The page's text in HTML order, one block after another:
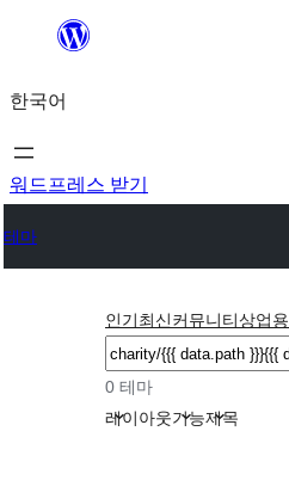
츠
로
바
가
한국어
워드프레스 받기
테마
인기최신커뮤니티상업용
검
색
0 테마
레이아웃기능제목